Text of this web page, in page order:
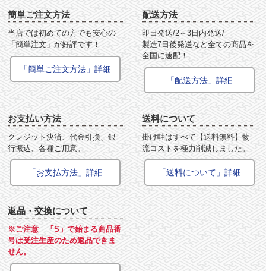
簡単ご注文方法
当店では初めての方でも安心の
「簡単注文」が好評です！
「簡単ご注文方法」詳細
配送方法
即日発送/2～3日内発送/
製造7日後発送など全ての商品を
全国に速配！
「配送方法」詳細
お支払い方法
クレジット決済、代金引換、銀
行振込、各種ご用意。
「お支払方法」詳細
送料について
掛け軸はすべて【送料無料】物
流コストを極力削減しました。
「送料について」詳細
返品・交換について
※ご注意 「S」で始まる商品番
号は受注生産のため返品できま
せん。